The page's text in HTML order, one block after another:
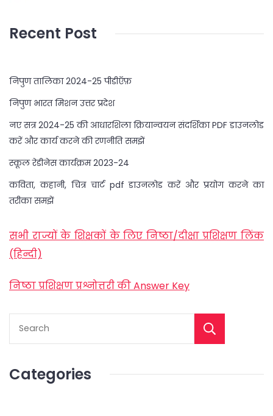
Recent Post
निपुण तालिका 2024-25 पीडीऍफ़
निपुण भारत मिशन उत्तर प्रदेश
नए सत्र 2024-25 की आधारशिला क्रियान्वयन संदर्शिका PDF डाउनलोड
करें और कार्य करने की रणनीति समझें
स्कूल रेडीनेस कार्यक्रम 2023-24
कविता, कहानी, चित्र चार्ट pdf डाउनलोड करें और प्रयोग करने का
तरीका समझें
सभी राज्यों के शिक्षकों के लिए निष्ठा/दीक्षा प्रशिक्षण लिंक
(हिन्दी)
निष्ठा प्रशिक्षण प्रश्नोत्तरी की Answer Key
Categories